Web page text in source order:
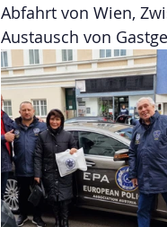
Abfahrt von Wien,
Austausch von